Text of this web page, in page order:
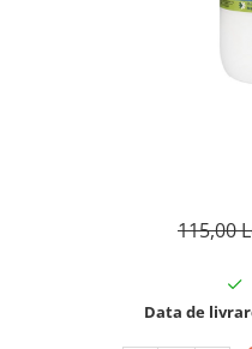
115,00
Data de